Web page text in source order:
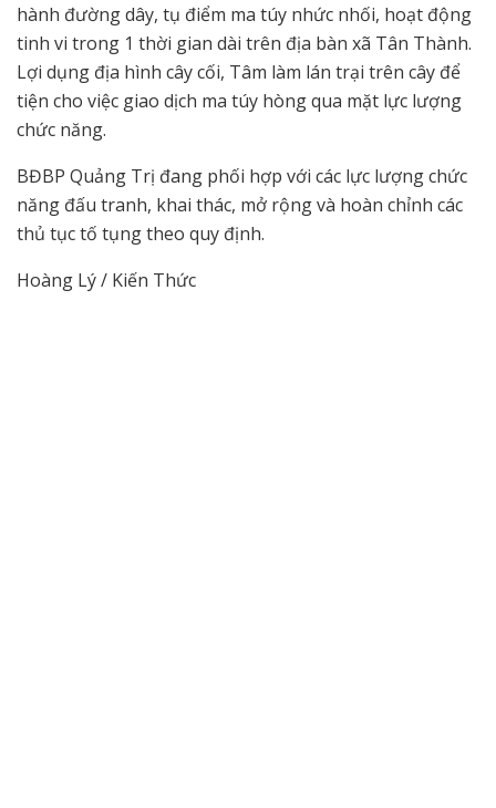
hành đường dây, tụ điểm ma túy nhức nhối, hoạt động
tinh vi trong 1 thời gian dài trên địa bàn xã Tân Thành.
Lợi dụng địa hình cây cối, Tâm làm lán trại trên cây để
tiện cho việc giao dịch ma túy hòng qua mặt lực lượng
chức năng.
BĐBP Quảng Trị đang phối hợp với các lực lượng chức
năng đấu tranh, khai thác, mở rộng và hoàn chỉnh các
thủ tục tố tụng theo quy định.
Hoàng Lý / Kiến Thức